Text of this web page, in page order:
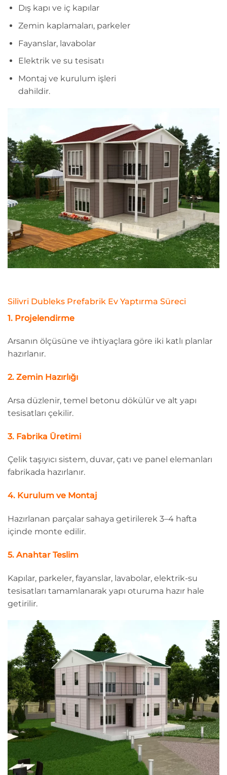
Dış kapı ve iç kapılar
Zemin kaplamaları, parkeler
Fayanslar, lavabolar
Elektrik ve su tesisatı
Montaj ve kurulum işleri
dahildir.
Silivri Dubleks Prefabrik Ev Yaptırma Süreci
1. Projelendirme
Arsanın ölçüsüne ve ihtiyaçlara göre iki katlı planlar
hazırlanır.
2. Zemin Hazırlığı
Arsa düzlenir, temel betonu dökülür ve alt yapı
tesisatları çekilir.
3. Fabrika Üretimi
Çelik taşıyıcı sistem, duvar, çatı ve panel elemanları
fabrikada hazırlanır.
4. Kurulum ve Montaj
Hazırlanan parçalar sahaya getirilerek 3–4 hafta
içinde monte edilir.
5. Anahtar Teslim
Kapılar, parkeler, fayanslar, lavabolar, elektrik-su
tesisatları tamamlanarak yapı oturuma hazır hale
getirilir.